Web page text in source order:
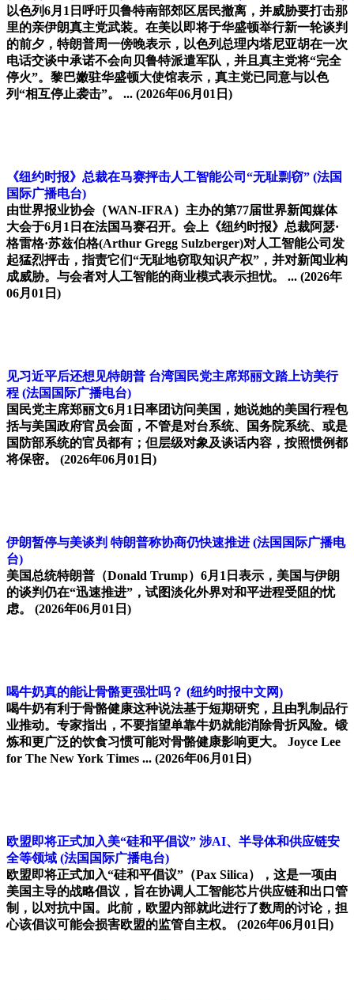
以色列6月1日呼吁贝鲁特南部郊区居民撤离，并威胁要打击那
里的亲伊朗真主党武装。在美以即将于华盛顿举行新一轮谈判
的前夕，特朗普周一傍晚表示，以色列总理内塔尼亚胡在一次
电话交谈中承诺不会向贝鲁特派遣军队，并且真主党将“完全
停火”。黎巴嫩驻华盛顿大使馆表示，真主党已同意与以色
列“相互停止袭击”。 ... (2026年06月01日)
《纽约时报》总裁在马赛抨击人工智能公司“无耻剽窃” (法国
国际广播电台)
由世界报业协会（WAN-IFRA）主办的第77届世界新闻媒体
大会于6月1日在法国马赛召开。会上《纽约时报》总裁阿瑟·
格雷格·苏兹伯格(Arthur Gregg Sulzberger)对人工智能公司发
起猛烈抨击，指责它们“无耻地窃取知识产权”，并对新闻业构
成威胁。与会者对人工智能的商业模式表示担忧。 ... (2026年
06月01日)
见习近平后还想见特朗普 台湾国民党主席郑丽文踏上访美行
程 (法国国际广播电台)
国民党主席郑丽文6月1日率团访问美国，她说她的美国行程包
括与美国政府官员会面，不管是对台系统、国务院系统、或是
国防部系统的官员都有；但层级对象及谈话内容，按照惯例都
将保密。 (2026年06月01日)
伊朗暂停与美谈判 特朗普称协商仍快速推进 (法国国际广播电
台)
美国总统特朗普（Donald Trump）6月1日表示，美国与伊朗
的谈判仍在“迅速推进”，试图淡化外界对和平进程受阻的忧
虑。 (2026年06月01日)
喝牛奶真的能让骨骼更强壮吗？ (纽约时报中文网)
喝牛奶有利于骨骼健康这种说法基于短期研究，且由乳制品行
业推动。专家指出，不要指望单靠牛奶就能消除骨折风险。锻
炼和更广泛的饮食习惯可能对骨骼健康影响更大。 Joyce Lee
for The New York Times ... (2026年06月01日)
欧盟即将正式加入美“硅和平倡议” 涉AI、半导体和供应链安
全等领域 (法国国际广播电台)
欧盟即将正式加入“硅和平倡议”（Pax Silica），这是一项由
美国主导的战略倡议，旨在协调人工智能芯片供应链和出口管
制，以对抗中国。此前，欧盟内部就此进行了数周的讨论，担
心该倡议可能会损害欧盟的监管自主权。 (2026年06月01日)